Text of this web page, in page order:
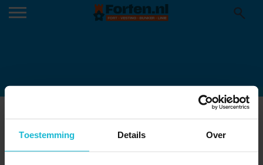
Toestemming Details Over